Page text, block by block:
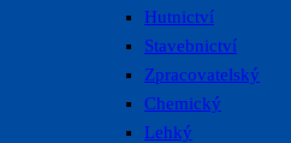
Hutnictví
Stavebnictví
Zpracovatelský
Chemický
Lehký